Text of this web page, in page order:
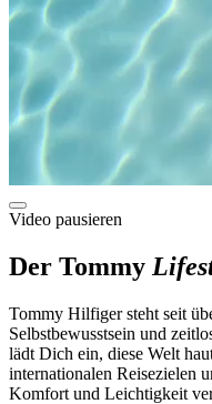
Video pausieren
Der Tommy
Tommy Hilfiger steht seit
Selbstbewusstsein und
lädt Dich ein, diese Welt
internationalen Reisezielen
Komfort und Leichtigkeit